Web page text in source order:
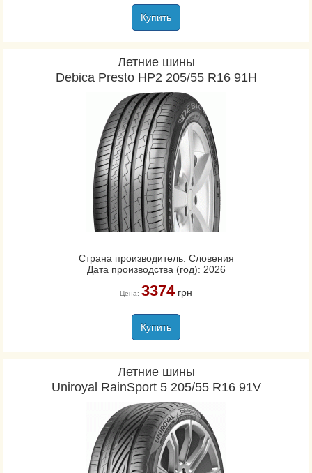
Купить
Летние шины
Debica Presto HP2 205/55 R16 91H
Страна производитель: Словения
Дата производства (год): 2026
Цена: 3374грн
Купить
Летние шины
Uniroyal RainSport 5 205/55 R16 91V